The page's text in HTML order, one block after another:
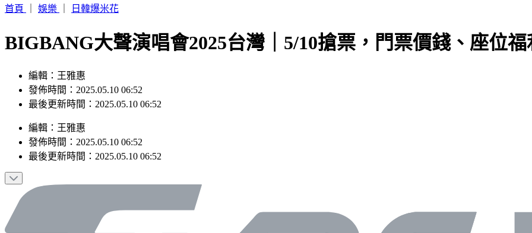
首頁
娛樂 日韓爆米花
BIGBANG大聲演唱會2025台灣｜5/10搶票，門票價錢、座位
編輯：王雅惠
發佈時間：2025.05.10 06:52
最後更新時間：2025.05.10 06:52
編輯 ： 王雅惠
發佈時間： 2025.05.10 06:52
最後更新時間： 2025.05.10 06:52